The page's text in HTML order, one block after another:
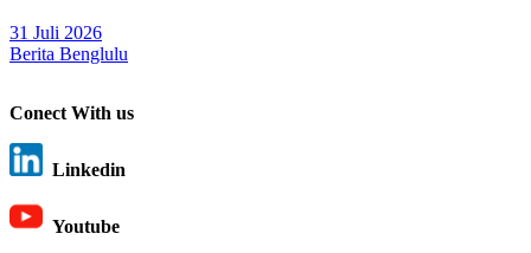
31 Juli 2026
Berita Benglulu
Conect With us
Linkedin
Youtube